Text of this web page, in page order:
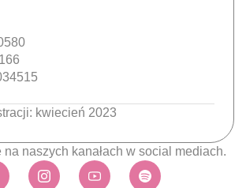
kwiecień 2023
na naszych kanałach w social mediach.